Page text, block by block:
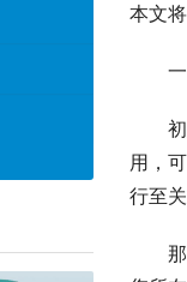
本文
用，
行至关